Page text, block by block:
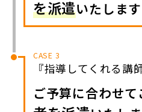
を派遣いたします
CASE 3
『指導してくれる講
ご予算に合わせ